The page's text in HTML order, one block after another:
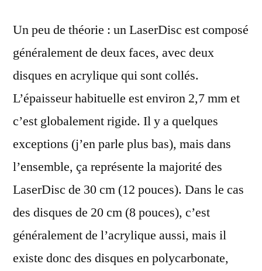
Un peu de théorie : un LaserDisc est composé
généralement de deux faces, avec deux
disques en acrylique qui sont collés.
L’épaisseur habituelle est environ 2,7 mm et
c’est globalement rigide. Il y a quelques
exceptions (j’en parle plus bas), mais dans
l’ensemble, ça représente la majorité des
LaserDisc de 30 cm (12 pouces). Dans le cas
des disques de 20 cm (8 pouces), c’est
généralement de l’acrylique aussi, mais il
existe donc des disques en polycarbonate,